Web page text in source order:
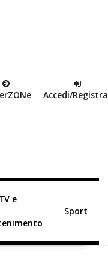
ZONe Accedi/
e
Sport